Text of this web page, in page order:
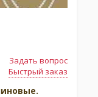
Задать вопрос
Быстрый заказ